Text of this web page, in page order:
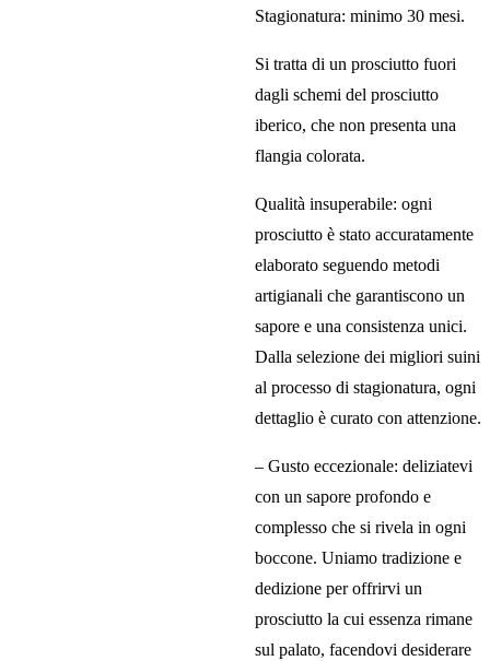
Stagionatura: minimo 30 mesi.
Si tratta di un prosciutto fuori
dagli schemi del prosciutto
iberico, che non presenta una
flangia colorata.
Qualità insuperabile: ogni
prosciutto è stato accuratamente
elaborato seguendo metodi
artigianali che garantiscono un
sapore e una consistenza unici.
Dalla selezione dei migliori suini
al processo di stagionatura, ogni
dettaglio è curato con attenzione.
– Gusto eccezionale: deliziatevi
con un sapore profondo e
complesso che si rivela in ogni
boccone. Uniamo tradizione e
dedizione per offrirvi un
prosciutto la cui essenza rimane
sul palato, facendovi desiderare